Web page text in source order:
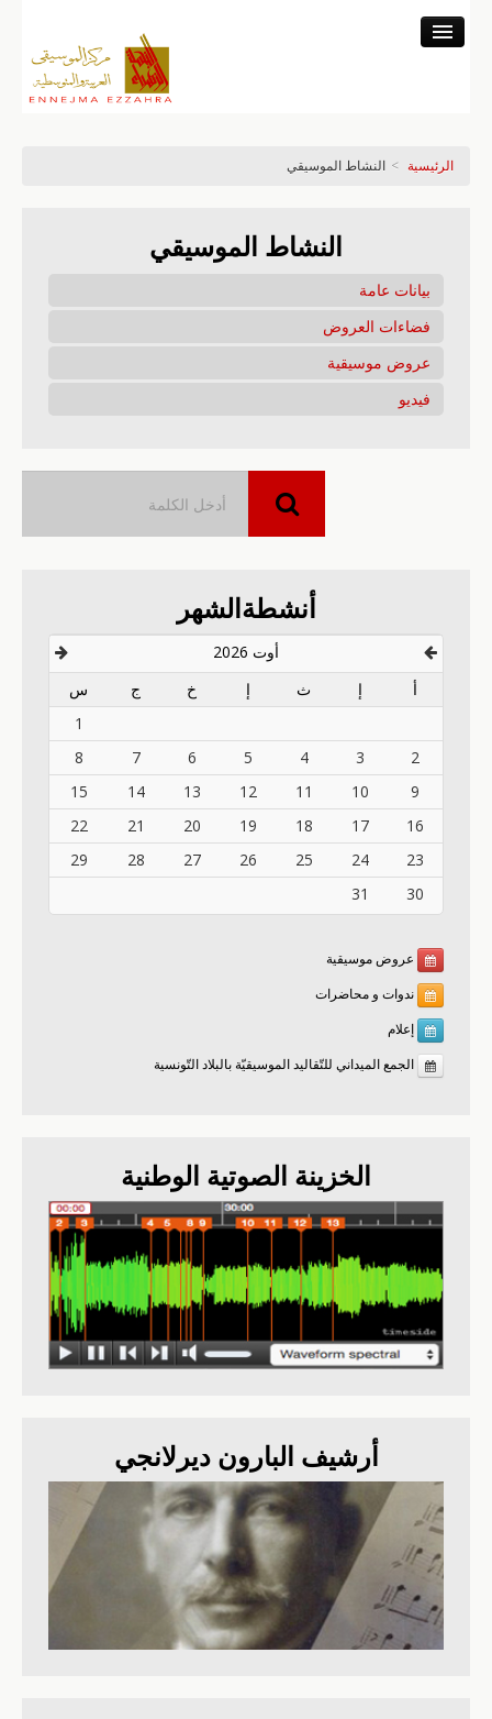
خزينة التسجيلات
الرئيسية > النشاط الموسيقي
النشاط الموسيقي
بيانات عامة
فضاءات العروض
عروض موسيقية
فيديو
أنشطةالشهر
أوت 2026
أ
إ ث إ خ ج
س
1
2
3
4
5
6
7
8
9
10
11
12
13
14
15
16
17
18
19
20
21
22
23
24
25
26
27
28
29
30
31
عروض موسيقية
ندوات و محاضرات
إعلام
الجمع الميداني للتّقاليد الموسيقيّة بالبلاد التّونسية
الخزينة الصوتية الوطنية
أرشيف البارون ديرلانجي